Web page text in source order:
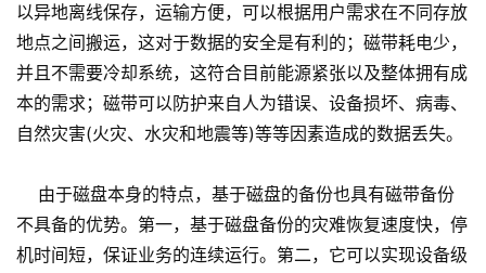
以异地离线保存，运输方便，可以根据用户需求在不同存放
地点之间搬运，这对于数据的安全是有利的；磁带耗电少，
并且不需要冷却系统，这符合目前能源紧张以及整体拥有成
本的需求；磁带可以防护来自人为错误、设备损坏、病毒、
自然灾害(火灾、水灾和地震等)等等因素造成的数据丢失。
由于磁盘本身的特点，基于磁盘的备份也具有磁带备份
不具备的优势。第一，基于磁盘备份的灾难恢复速度快，停
机时间短，保证业务的连续运行。第二，它可以实现设备级